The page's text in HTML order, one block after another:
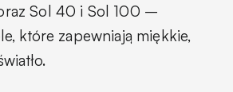
Sol 40 i Sol 100 –
które zapewniają miękkie,